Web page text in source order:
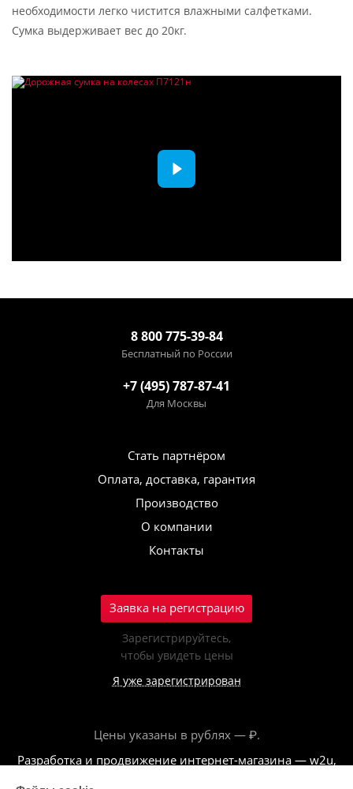
необходимости легко чистится влажными салфетками.
Сумка выдерживает вес до 20кг.
8 800 775-39-84
Бесплатный по России
+7 (495) 787-87-41
Для Москвы
Стать партнёром
Оплата, доставка, гарантия
Производство
О компании
Контакты
Заявка на регистрацию
Зарегистрируйтесь,
чтобы увидеть цены
Я уже зарегистрирован
Цены указаны в рублях — ₽.
Разработка и продвижение интернет-магазина — w2u,